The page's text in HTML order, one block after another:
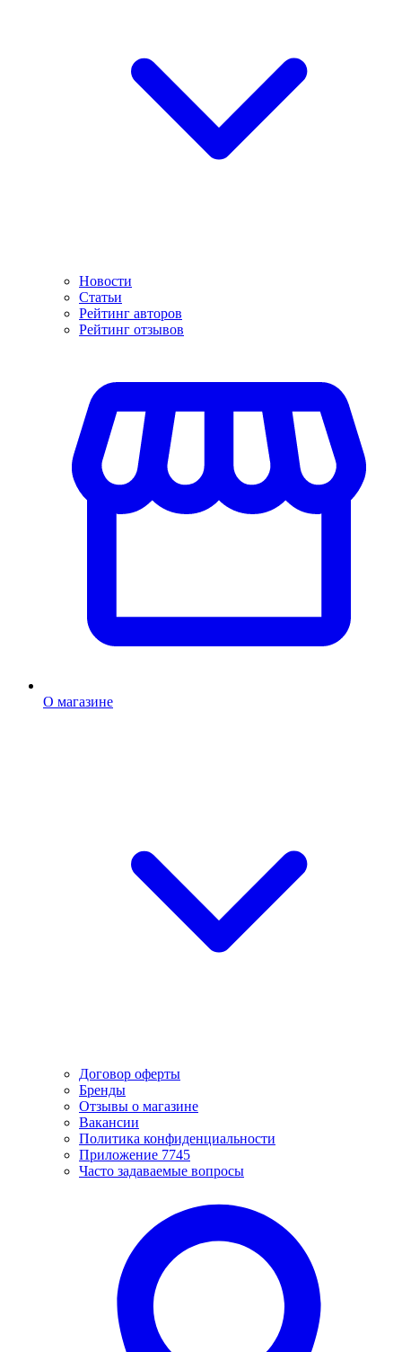
Новости
Статьи
Рейтинг авторов
Рейтинг отзывов
О магазине
Договор оферты
Бренды
Отзывы о магазине
Вакансии
Политика конфиденциальности
Приложение 7745
Часто задаваемые вопросы